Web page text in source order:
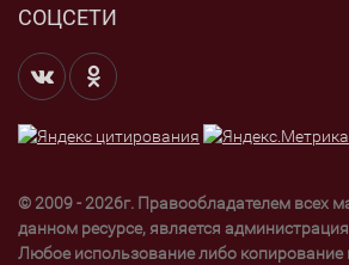
СОЦСЕТИ
© 2009 - 2026г. Правообладателем всех
данном ресурсе, является
Любое использование либо